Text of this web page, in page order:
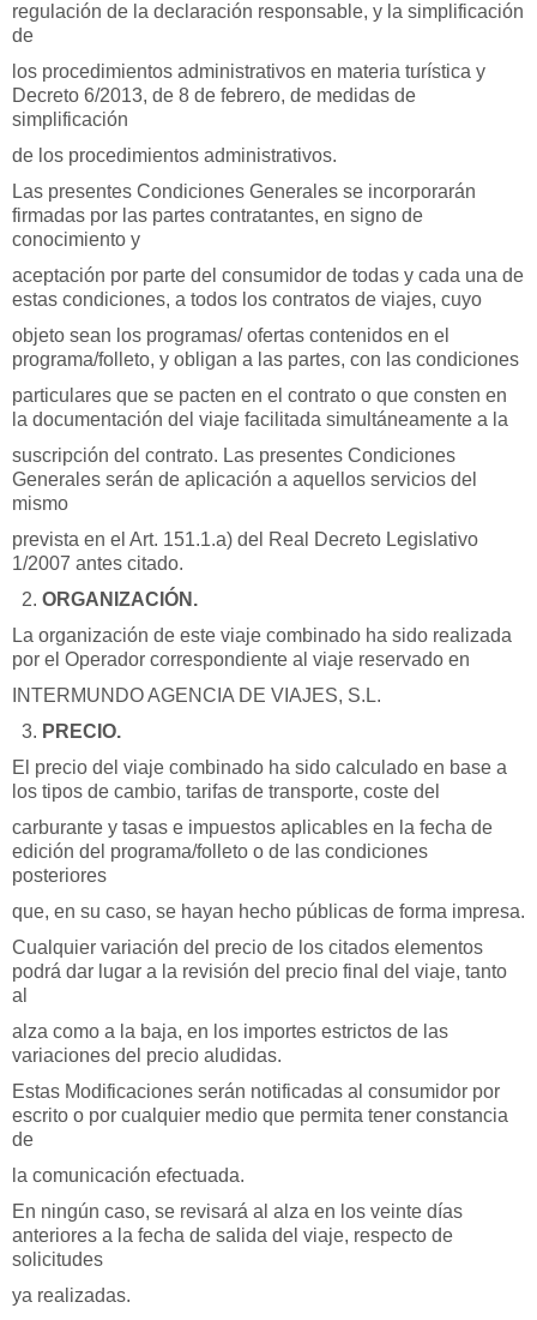
regulación de la declaración responsable, y la simplificación
de
los procedimientos administrativos en materia turística y
Decreto 6/2013, de 8 de febrero, de medidas de
simplificación
de los procedimientos administrativos.
Las presentes Condiciones Generales se incorporarán
firmadas por las partes contratantes, en signo de
conocimiento y
aceptación por parte del consumidor de todas y cada una de
estas condiciones, a todos los contratos de viajes, cuyo
objeto sean los programas/ ofertas contenidos en el
programa/folleto, y obligan a las partes, con las condiciones
particulares que se pacten en el contrato o que consten en
la documentación del viaje facilitada simultáneamente a la
suscripción del contrato. Las presentes Condiciones
Generales serán de aplicación a aquellos servicios del
mismo
prevista en el Art. 151.1.a) del Real Decreto Legislativo
1/2007 antes citado.
ORGANIZACIÓN.
La organización de este viaje combinado ha sido realizada
por el Operador correspondiente al viaje reservado en
INTERMUNDO AGENCIA DE VIAJES, S.L.
PRECIO.
El precio del viaje combinado ha sido calculado en base a
los tipos de cambio, tarifas de transporte, coste del
carburante y tasas e impuestos aplicables en la fecha de
edición del programa/folleto o de las condiciones
posteriores
que, en su caso, se hayan hecho públicas de forma impresa.
Cualquier variación del precio de los citados elementos
podrá dar lugar a la revisión del precio final del viaje, tanto
al
alza como a la baja, en los importes estrictos de las
variaciones del precio aludidas.
Estas Modificaciones serán notificadas al consumidor por
escrito o por cualquier medio que permita tener constancia
de
la comunicación efectuada.
En ningún caso, se revisará al alza en los veinte días
anteriores a la fecha de salida del viaje, respecto de
solicitudes
ya realizadas.